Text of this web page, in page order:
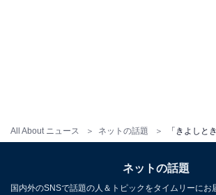
All About ニュース ネットの話題
ネットの話題
国内外のSNSで話題の人＆トピックをタイムリーにお